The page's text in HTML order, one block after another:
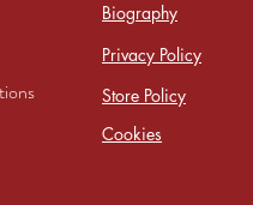
Biography
Privacy Policy
Store Policy
Cookies